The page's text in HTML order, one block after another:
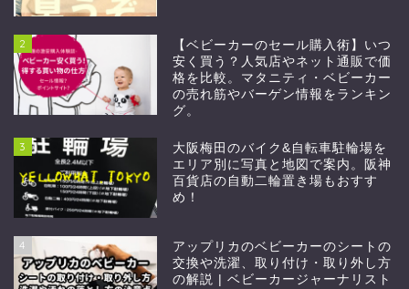
2
【ベビーカーのセール購入術】いつ
安く買う？人気店やネット通販で価
格を比較。マタニティ・ベビーカー
の売れ筋やバーゲン情報をランキン
グ。
3
大阪梅田のバイク&自転車駐輪場を
エリア別に写真と地図で案内。阪神
百貨店の自動二輪置き場もおすす
め！
4
アップリカのベビーカーのシートの
交換や洗濯、取り付け・取り外し方
の解説 | ベビーカージャーナリスト